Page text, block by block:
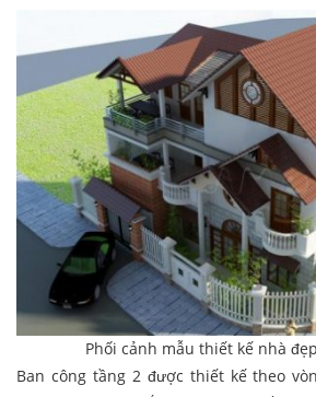
Phối cảnh mẫu thiết kế nhà
Ban công tầng 2 được thiết kế theo